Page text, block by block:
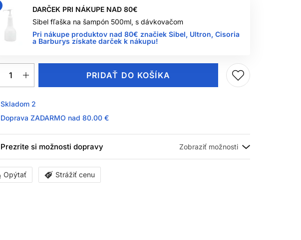
DARČEK PRI NÁKUPE NAD 80€
Sibel fľaška na šampón 500ml, s dávkovačom
Pri nákupe produktov nad 80€ značiek Sibel, Ultron, Cisoria
a Barburys získate darček k nákupu!
PRIDAŤ DO KOŠÍKA
Skladom 2
Doprava ZADARMO nad 80.00 €
Prezrite si možnosti dopravy
Opýtať Strážiť cenu